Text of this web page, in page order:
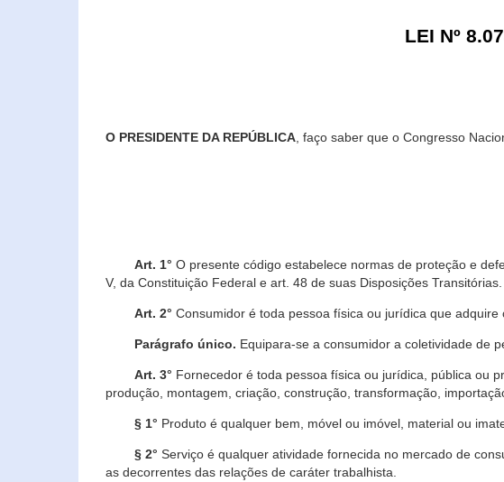
LEI Nº
O PRESIDENTE DA REPÚBLICA, faço saber que o Congresso
Art. 1° O presente código estabelece normas de proteção e
V, da Constituição Federal e art. 48 de suas Disposições Transitórias.
Art. 2° Consumidor é toda pessoa física ou jurídica que
Parágrafo único. Equipara-se a consumidor a coletividade de
Art. 3° Fornecedor é toda pessoa física ou jurídica, pública ou
produção, montagem, criação, construção, transformação,
§ 1° Produto é qualquer bem, móvel ou imóvel, material ou
§ 2° Serviço é qualquer atividade fornecida no mercado de
as decorrentes das relações de caráter trabalhista.